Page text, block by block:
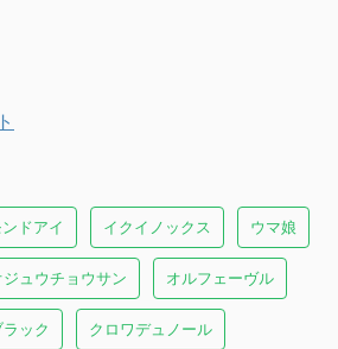
ドアイ イクイノックス ウマ娘
ジュウチョウサン オルフェーヴル
ック クロワデュノール